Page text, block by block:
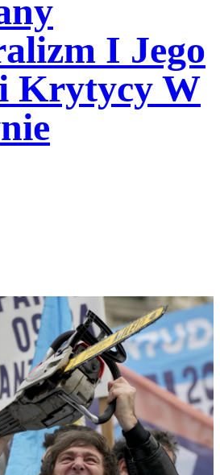
I Jego
Krytycy W